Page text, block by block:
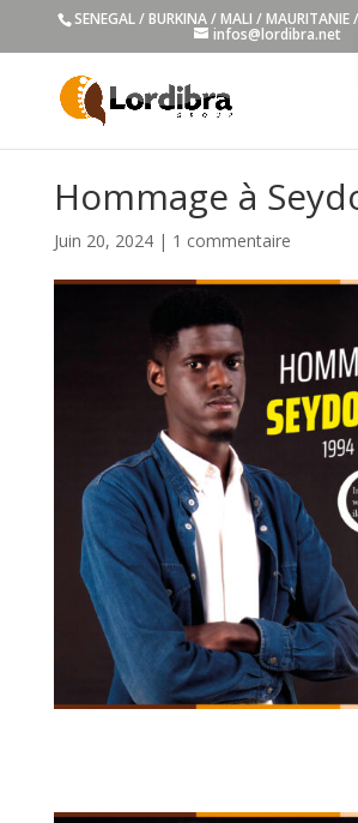
SENEGAL / BURKINA / MALI / MAURITANIE
infos@lordibra.net
Hommage à
Juin 20, 2024| 1 commentaire